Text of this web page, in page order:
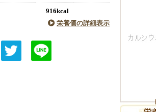
916kcal
栄養価の詳細表示